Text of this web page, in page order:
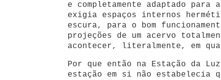
e completamente adaptado para
exigia espaços internos
escura, para o bom
projeções de um acervo
acontecer, literalmente, em
Por que então na Estação da
estação em si não estabelecia